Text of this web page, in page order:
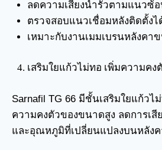
ลดความเสี่ยงน้ำรั่วตามแนวซ้
ตรวจสอบแนวเชื่อมหลังติดตั้งไ
เหมาะกับงานเมมเบรนหลังคา
เสริมใยแก้วไม่ทอ เพิ่มความค
Sarnafil TG 66 มีชั้นเสริมใยแก้ว
ความคงตัวของขนาดสูง ลดการเ
และอุณหภูมิที่เปลี่ยนแปลงบนหลังค